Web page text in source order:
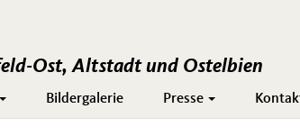
Ost, Altstadt und Ostelbien
Bildergalerie Presse